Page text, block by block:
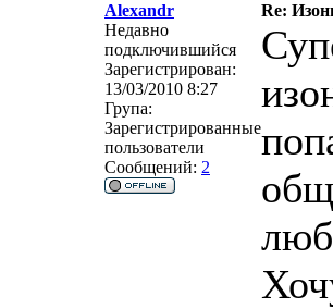
Alexandr
Re:
Недавно
подключившийся
Зарегистрирован:
13/03/2010 8:27
Група:
Зарегистрированные
пользователи
Сообщений: 2